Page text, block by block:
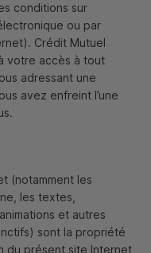
conditions sur
ou par
Crédit Mutuel
votre accès à tout
adressant une
avez enfreint l’une
(notamment les
les textes,
et autres
sont la propriété
du présent site Internet